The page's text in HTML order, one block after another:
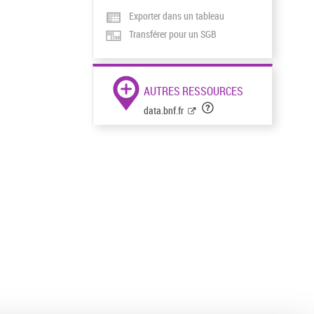
Exporter dans un tableau
Transférer pour un SGB
AUTRES RESSOURCES
data.bnf.fr